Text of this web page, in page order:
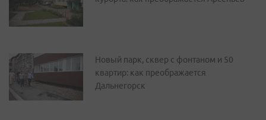
Новый парк, сквер с фонтаном и 50
квартир: как преображается
Дальнегорск